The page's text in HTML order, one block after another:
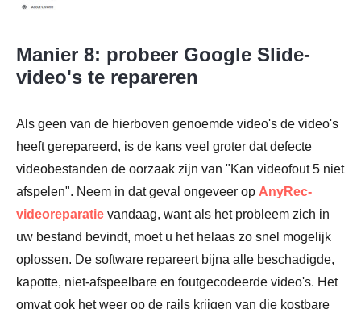
Manier 8: probeer Google Slide-
video's te repareren
Als geen van de hierboven genoemde video's de video's
heeft gerepareerd, is de kans veel groter dat defecte
videobestanden de oorzaak zijn van "Kan videofout 5 niet
afspelen". Neem in dat geval ongeveer op AnyRec-
videoreparatie vandaag, want als het probleem zich in
uw bestand bevindt, moet u het helaas zo snel mogelijk
oplossen. De software repareert bijna alle beschadigde,
kapotte, niet-afspeelbare en foutgecodeerde video's. Het
omvat ook het weer op de rails krijgen van die kostbare